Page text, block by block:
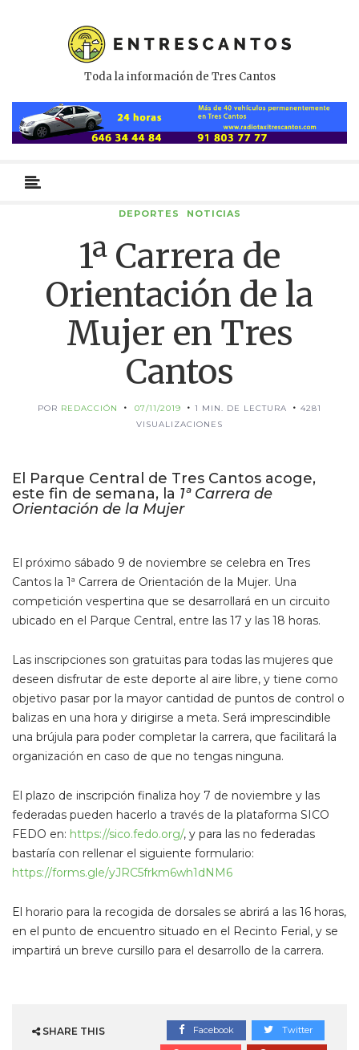
Toda la información de Tres Cantos
primario
DEPORTES NOTICIAS
1ª Carrera de
Orientación de la
Mujer en Tres
Cantos
POR REDACCIÓN 07/11/2019 1 MIN. DE LECTURA
4281
VISUALIZACIONES
El Parque Central de Tres Cantos acoge,
este fin de semana, la 1ª Carrera de
Orientación de la Mujer
El próximo sábado 9 de noviembre se celebra en Tres
Cantos la 1ª Carrera de Orientación de la Mujer. Una
competición vespertina que se desarrollará en un circuito
ubicado en el Parque Central, entre las 17 y las 18 horas.
Las inscripciones son gratuitas para todas las mujeres que
deseen disfrutar de este deporte al aire libre, y tiene como
objetivo pasar por la mayor cantidad de puntos de control o
balizas en una hora y dirigirse a meta. Será imprescindible
una brújula para poder completar la carrera, que facilitará la
organización en caso de que no tengas ninguna.
El plazo de inscripción finaliza hoy 7 de noviembre y las
federadas pueden hacerlo a través de la plataforma SICO
FEDO en: https://sico.fedo.org/, y para las no federadas
bastaría con rellenar el siguiente formulario:
https://forms.gle/yJRC5frkm6wh1dNM6
El horario para la recogida de dorsales se abrirá a las 16 horas,
en el punto de encuentro situado en el Recinto Ferial, y se
impartirá un breve cursillo para el desarrollo de la carrera.
SHARE THIS Facebook Twitter